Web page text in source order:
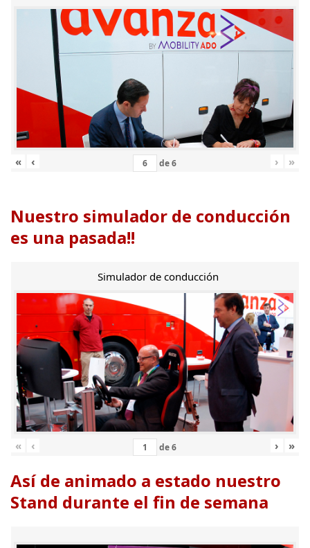
« ‹ de6 › »
Nuestro simulador de conducción
es una pasada!!
Simulador de conducción
« ‹ de6 › »
Así de animado a estado nuestro
Stand durante el fin de semana